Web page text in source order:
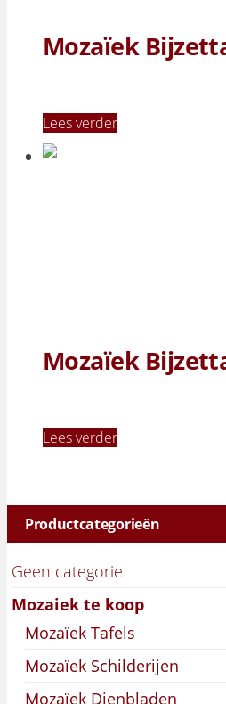
Mozaïek
Lees verder
Mozaïek
Lees verder
Productcategorieën
Geen categorie
Mozaiek te koop
Mozaïek Tafels
Mozaïek Schilderijen
Mozaïek Dienbladen